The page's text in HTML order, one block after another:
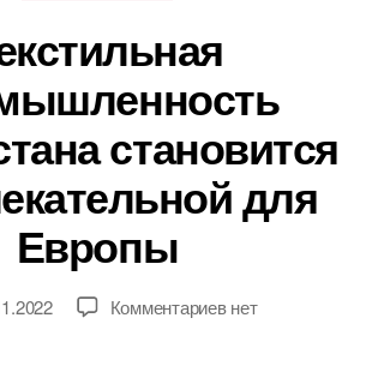
становится
для
Европы
Комментариевк
нет